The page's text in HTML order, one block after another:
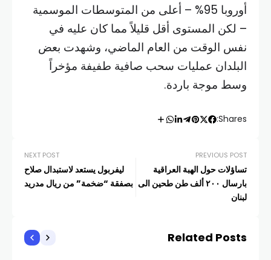
أوروبا 95% – أعلى من المتوسطات الموسمية
– لكن المستوى أقل قليلاً مما كان عليه في
نفس الوقت من العام الماضي، وشهدت بعض
البلدان عمليات سحب صافية طفيفة مؤخراً
وسط موجة باردة.
Shares:
PREVIOUS POST
تساؤلات حول الهبة العراقية
بارسال ٢٠٠ ألف طن طحين الى
لبنان
NEXT POST
ليفربول يستعد لاستبدال صلاح
بصفقة “ضخمة” من ريال مدريد
Related Posts